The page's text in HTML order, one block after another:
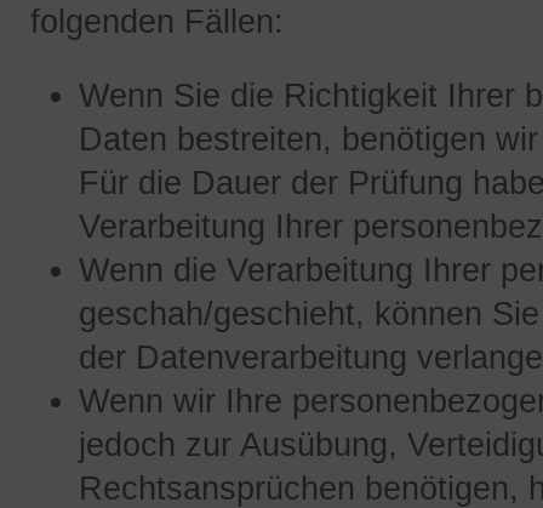
folgenden Fällen:
Wenn Sie die Richtigkeit Ihrer
Daten bestreiten, benötigen
Für die Dauer der Prüfung
Verarbeitung Ihrer
Wenn die Verarbeitung Ihrer
geschah/geschieht, können
der Datenverarbeitung
Wenn wir Ihre
jedoch zur Ausübung,
Rechtsansprüchen benötigen,